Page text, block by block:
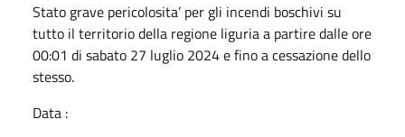
Stato grave pericolosita’ per gli incendi boschivi su
tutto il territorio della regione liguria a partire dalle ore
00:01 di sabato 27 luglio 2024 e fino a cessazione dello
stesso.
Data :